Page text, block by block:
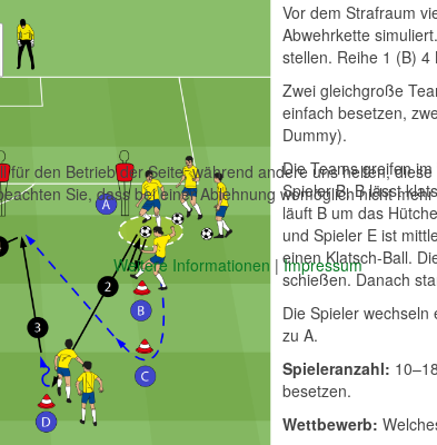
Vor dem Strafraum
Abwehrkette
stellen. Reihe 1 (B) 4
Zwei gleichgroße
einfach besetzen,
Dummy).
Die Teams greifen
Spieler B, B lässt
läuft B um das
und Spieler E ist
einen Klatsch-Ball.
schießen. Danach
Die Spieler wechseln
zu A.
Spieleranzahl:
besetzen.
Wettbewerb:
den Betrieb der Seite, während andere uns helfen,
Sie, dass bei einer Ablehnung womöglich nicht
Weitere Informationen |Impressum